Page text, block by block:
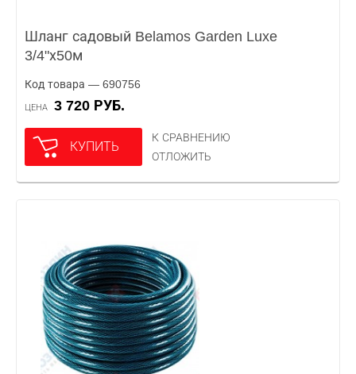
Шланг садовый Belamos Garden Luxe
3/4"х50м
Код товара — 690756
ЦЕНА 3 720 РУБ.
КУПИТЬ
К СРАВНЕНИЮ
ОТЛОЖИТЬ